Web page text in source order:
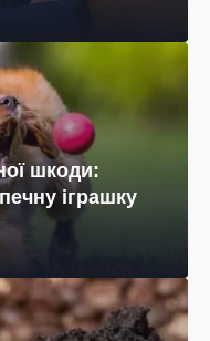
шкоди:
іграшку